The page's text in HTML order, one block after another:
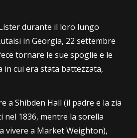
durante il loro lungo
inGeorgia, 22 settembre
tornare le sue spoglie e le
in cui era stata battezzata,
a Shibden Hall(il padre e la zia
nel 1836, mentre la sorella
vivere a Market Weighton),